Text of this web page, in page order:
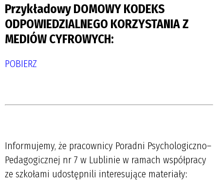
Przykładowy DOMOWY KODEKS
ODPOWIEDZIALNEGO KORZYSTANIA Z
MEDIÓW CYFROWYCH:
POBIERZ
Informujemy, że pracownicy Poradni Psychologiczno–
Pedagogicznej nr 7 w Lublinie w ramach współpracy
ze szkołami udostępnili interesujące materiały: